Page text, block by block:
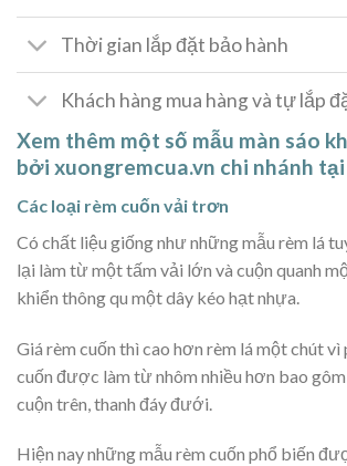
Thời gian lắp đặt bảo hành
Khách hàng mua hàng và tự lắp
Xem thêm một số mẫu màn sáo
bởi xuongremcua.vn chi nhánh
Các loại rèm cuốn vải trơn
Có chất liệu giống như những mẫu rèm lá
lại làm từ một tấm vải lớn và cuộn quanh
khiển thông qu một dây kéo hạt nhựa.
Giá rèm cuốn thì cao hơn rèm lá một chút vì
cuốn được làm từ nhôm nhiều hơn bao
cuộn trên, thanh đáy đưới.
Hiện nay những mẫu rèm cuốn phổ biến